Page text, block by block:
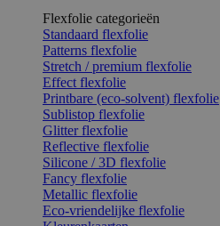
Flexfolie categorieën
Standaard flexfolie
Patterns flexfolie
Stretch / premium flexfolie
Effect flexfolie
Printbare (eco-solvent) flexfolie
Sublistop flexfolie
Glitter flexfolie
Reflective flexfolie
Silicone / 3D flexfolie
Fancy flexfolie
Metallic flexfolie
Eco-vriendelijke flexfolie